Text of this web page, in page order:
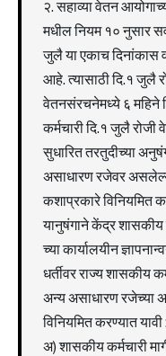
२. सहाव्या वेतन
मधील नियम १० नुसार
जुलै या एकाच दिनांकास
आहे. त्यासाठी दि.१ जुलै
वेतनसंरचनेमध्ये ६ महिने
कर्मचारी दि.१ जुलै रोजी
सुधारित तरतुदीच्या
असाधारण रजेवर
कशाप्रकारे विनियमित
यानुषंगाने केंद्र शासकीय
च्या कार्यालयीन
धर्तीवर राज्य शासकीय
अन्य असाधारण रजेच्या
विनियमित करण्यात यावी
अ) शासकीय कर्मचारी